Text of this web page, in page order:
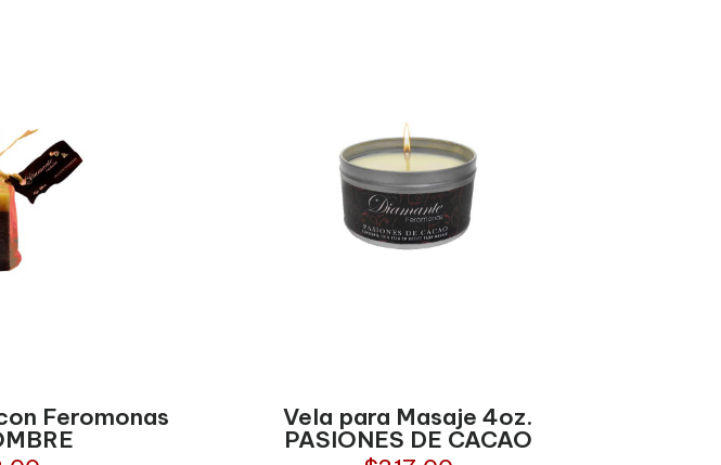
Feromonas Vela para Masaje 4oz.
PASIONES DE CACAO